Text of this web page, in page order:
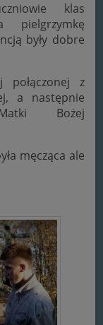
klas
były dobre
połączonej z
a następnie
Bożej
męcząca ale